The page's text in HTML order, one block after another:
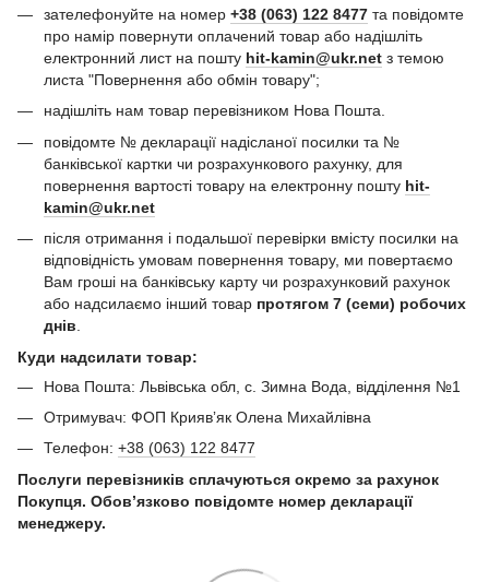
зателефонуйте на номер +38 (063) 122 8477 та повідомте
про намір повернути оплачений товар або надішліть
електронний лист на пошту hit-kamin@ukr.net з темою
листа "Повернення або обмін товару";
надішліть нам товар перевізником Нова Пошта.
повідомте № декларації надісланої посилки та №
банківської картки чи розрахункового рахунку, для
повернення вартості товару на електронну пошту hit-
kamin@ukr.net
після отримання і подальшої перевірки вмісту посилки на
відповідність умовам повернення товару, ми повертаємо
Вам гроші на банківську карту чи розрахунковий рахунок
або надсилаємо інший товар протягом 7 (семи) робочих
днів
Куди надсилати товар:
Нова Пошта: Львівська обл, с. Зимна Вода, відділення №1
Отримувач: ФОП Криявʼяк Олена Михайлівна
Телефон: +38 (063) 122 8477
Послуги перевізників сплачуються окремо за рахунок
Покупця. Обов’язково повідомте номер декларації
менеджеру.